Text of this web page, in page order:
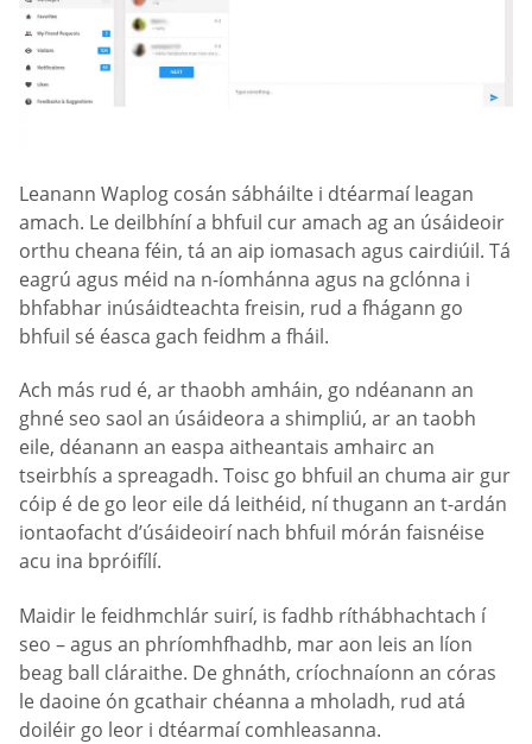
Leanann Waplog cosán sábháilte i dtéarmaí leagan
amach. Le deilbhíní a bhfuil cur amach ag an úsáideoir
orthu cheana féin, tá an aip iomasach agus cairdiúil. Tá
eagrú agus méid na n-íomhánna agus na gclónna i
bhfabhar inúsáidteachta freisin, rud a fhágann go
bhfuil sé éasca gach feidhm a fháil.
Ach más rud é, ar thaobh amháin, go ndéanann an
ghné seo saol an úsáideora a shimpliú, ar an taobh
eile, déanann an easpa aitheantais amhairc an
tseirbhís a spreagadh. Toisc go bhfuil an chuma air gur
cóip é de go leor eile dá leithéid, ní thugann an t-ardán
iontaofacht d’úsáideoirí nach bhfuil mórán faisnéise
acu ina bpróifílí.
Maidir le feidhmchlár suirí, is fadhb ríthábhachtach í
seo – agus an phríomhfhadhb, mar aon leis an líon
beag ball cláraithe. De ghnáth, críochnaíonn an córas
le daoine ón gcathair chéanna a mholadh, rud atá
doiléir go leor i dtéarmaí comhleasanna.